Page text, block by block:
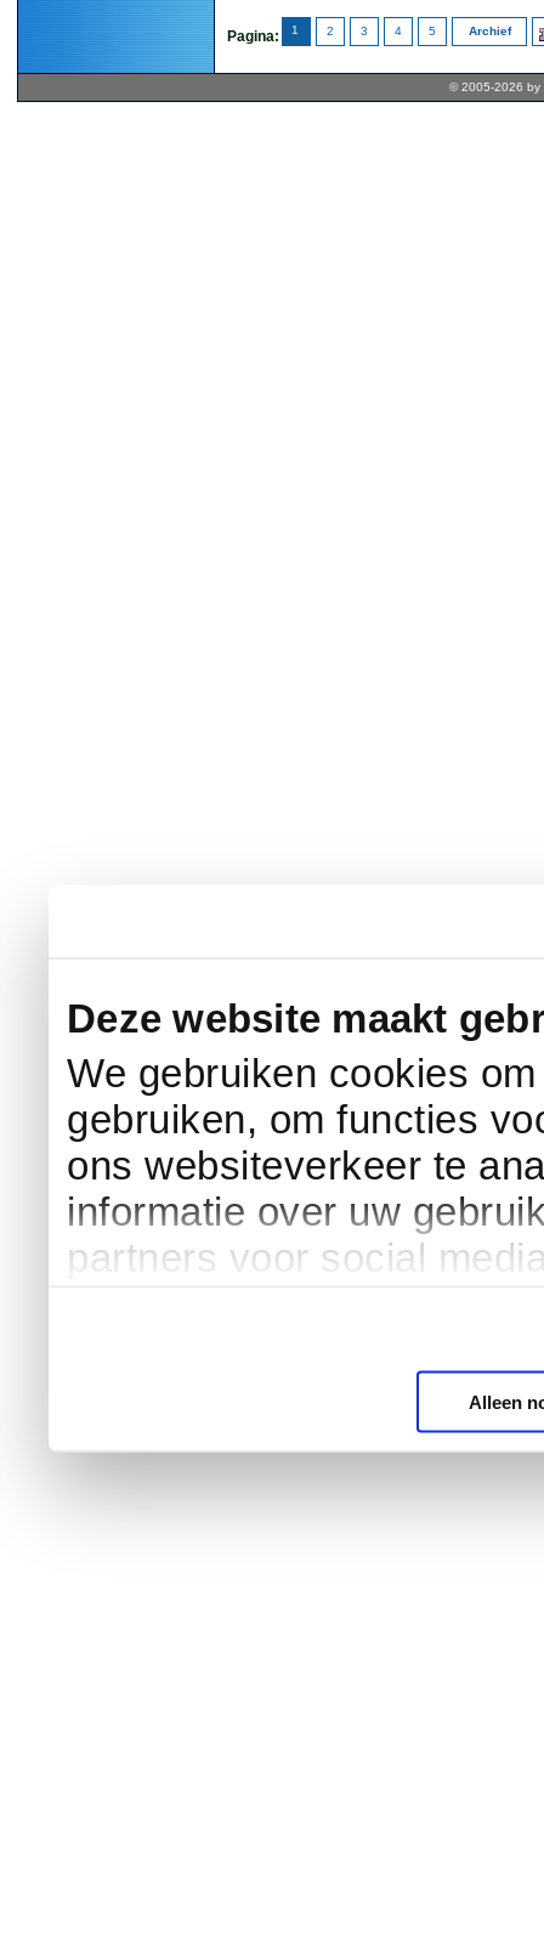
Deze website maakt
We gebruiken cookies
gebruiken, om functies
ons websiteverkeer te
informatie over uw
partners voor social
Alleen
Pagina: 1 2 3 4 5 Archief
© 2005-2026 by